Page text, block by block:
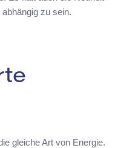
zu sein.
gleiche Art von Energie.